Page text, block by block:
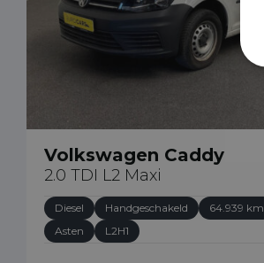
Volkswagen Caddy
2.0 TDI L2 Maxi
Diesel Handgeschakeld 64.939 km
Asten
L2H1